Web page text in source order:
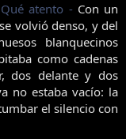
atento -Con un
volvió denso, y del
blanquecinos
como cadenas
dos delante y dos
no estaba vacío: la
el silencio con